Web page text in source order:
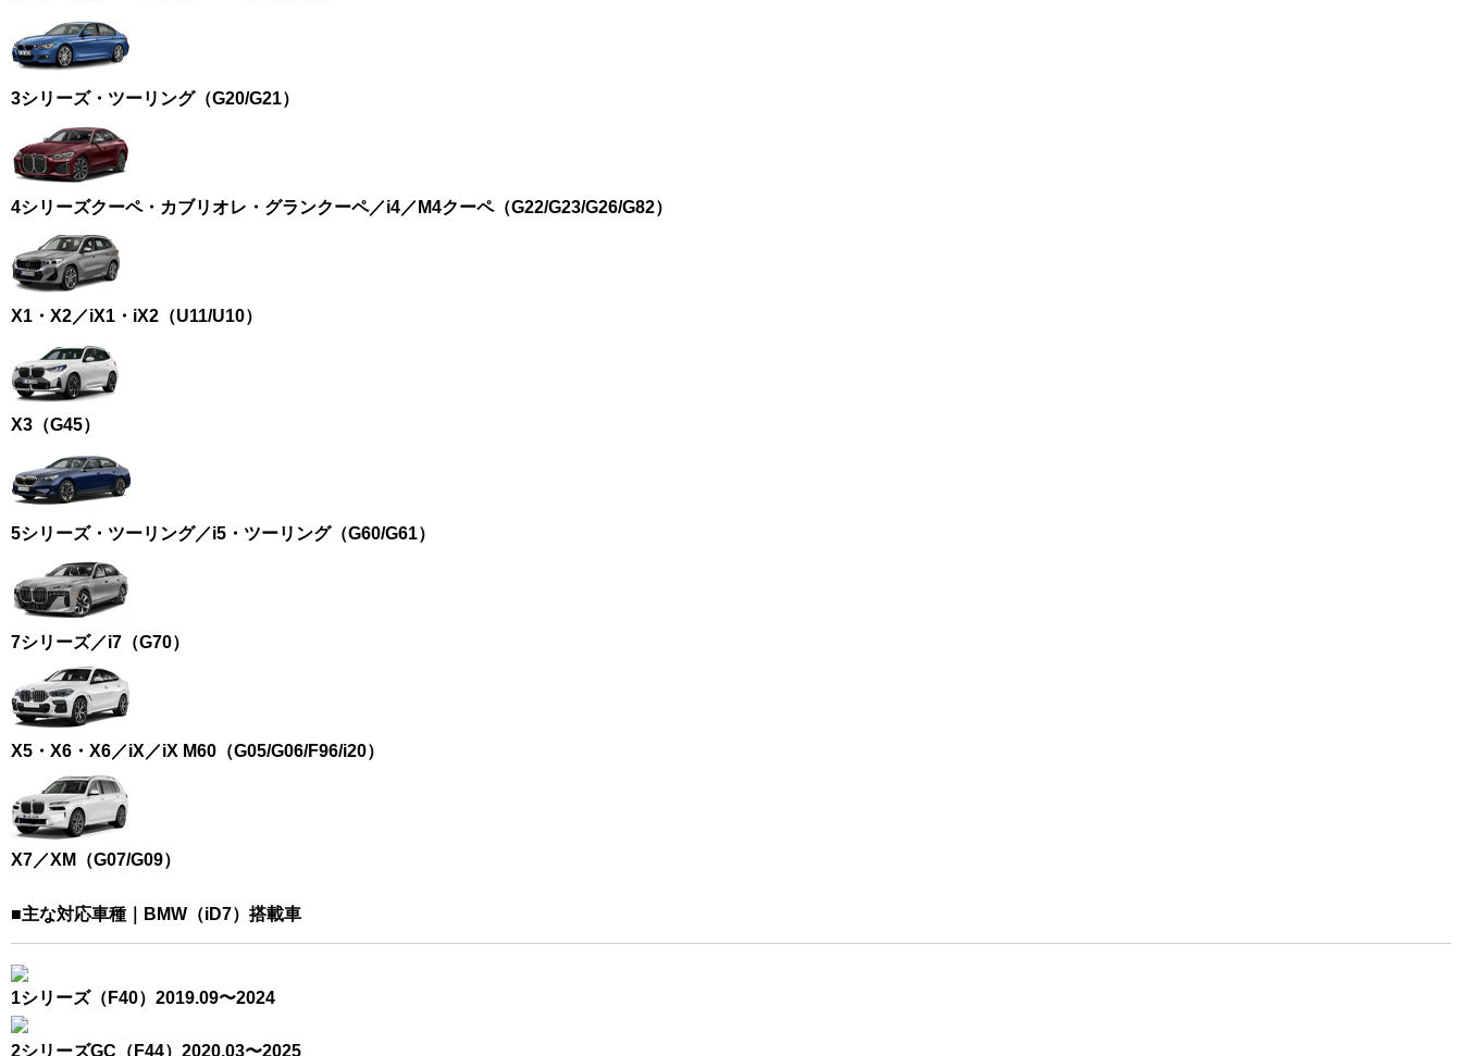
3シリーズ・ツーリング（G20/G21）
4シリーズクーペ・カブリオレ・グランクーペ／i4／M4クーペ（G22/G23/G26/G82）
X1・X2／iX1・iX2（U11/U10）
X3（G45）
5シリーズ・ツーリング／i5・ツーリング（G60/G61）
7シリーズ／i7（G70）
X5・X6・X6／iX／iX M60（G05/G06/F96/i20）
X7／XM（G07/G09）
■主な対応車種｜BMW（iD7）搭載車
1シリーズ（F40）2019.09〜2024
2シリーズGC（F44）2020.03〜2025